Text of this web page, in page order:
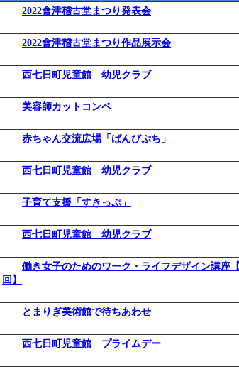
て講座「ばんびぷち」」 受付期間：2026/08/10～
コミプの夏！！第11回 水中レクリエーション 障
る塾～山際先生の料理教室～」 受付期間：～2026/
「ばんびクラブ」
」 受付期間：2026/08/10～
広場「ばんびぷち」 」 受付期間：2026/08/10～2026/
」 受
オークの参加者を募集します
」 受
塾～山際先生の料理教室～」 受付期間：～2026/
体験イベント「おんぷーる de 健康づくり」」 受
2022會津稽古堂まつり発表会
2022會津稽古堂まつり作品展示会
西七日町児童館 幼児クラブ
美容師カットコンペ
赤ちゃん交流広場「ばんびぷち」
西七日町児童館 幼児クラブ
子育て支援「すきっぷ」
西七日町児童館 幼児クラブ
働き女子のためのワーク・ライフデザイン講座
回】
とまりぎ美術館で待ちあわせ
西七日町児童館 プライムデー